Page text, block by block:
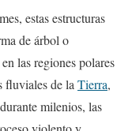
estas estructuras
de árbol o
las regiones polares
fluviales de la Tierra,
milenios, las